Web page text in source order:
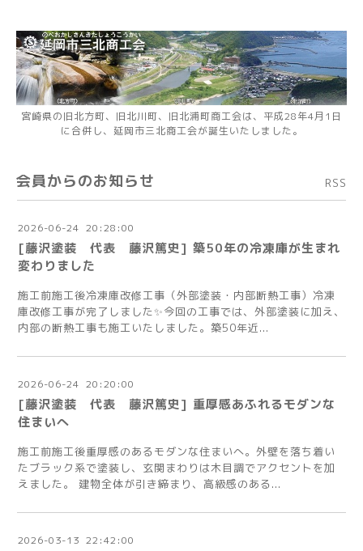
宮崎県の旧北方町、旧北川町、旧北浦町商工会は、平成28年4月1日
に合併し、延岡市三北商工会が誕生いたしました。
会員からのお知らせ RSS
2026-06-24 20:28:00
[藤沢塗装 代表 藤沢篤史] 築50年の冷凍庫が生まれ
変わりました
施工前施工後冷凍庫改修工事（外部塗装・内部断熱工事）冷凍
庫改修工事が完了しました✨今回の工事では、外部塗装に加え、
内部の断熱工事も施工いたしました。築50年近...
2026-06-24 20:20:00
[藤沢塗装 代表 藤沢篤史] 重厚感あふれるモダンな
住まいへ
施工前施工後重厚感のあるモダンな住まいへ。外壁を落ち着い
たブラック系で塗装し、玄関まわりは木目調でアクセントを加
えました。 建物全体が引き締まり、高級感のある...
2026-03-13 22:42:00